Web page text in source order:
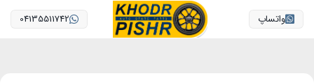
واتساپ 04135511742